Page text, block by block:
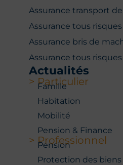
Assurance transport
Assurance tous
Assurance bris de
Assurance tous
Actualités
> Particulier
Famille
Habitation
Mobilité
Pension & Finance
> Professionnel
Pension
Protection des biens